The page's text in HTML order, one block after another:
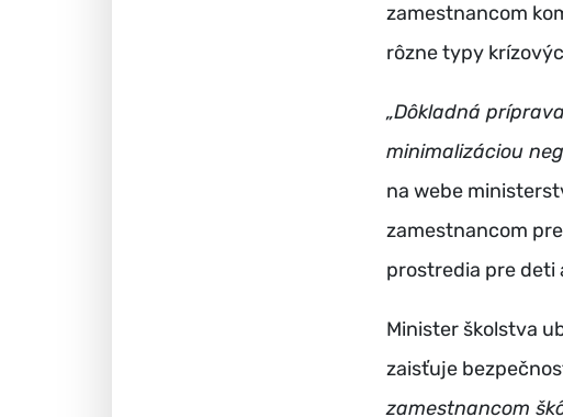
zamestnancom
rôzne typy
„Dôkladná
minimalizáciou
na webe
zamestnancom
prostredia pre deti
Minister školstva
zaisťuje
zamestnancom